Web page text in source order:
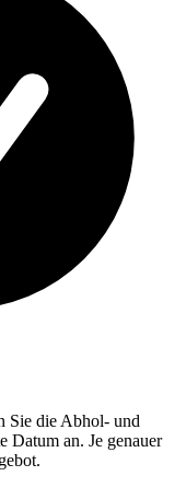
Sie die Abhol- und
Datum an. Je genauer